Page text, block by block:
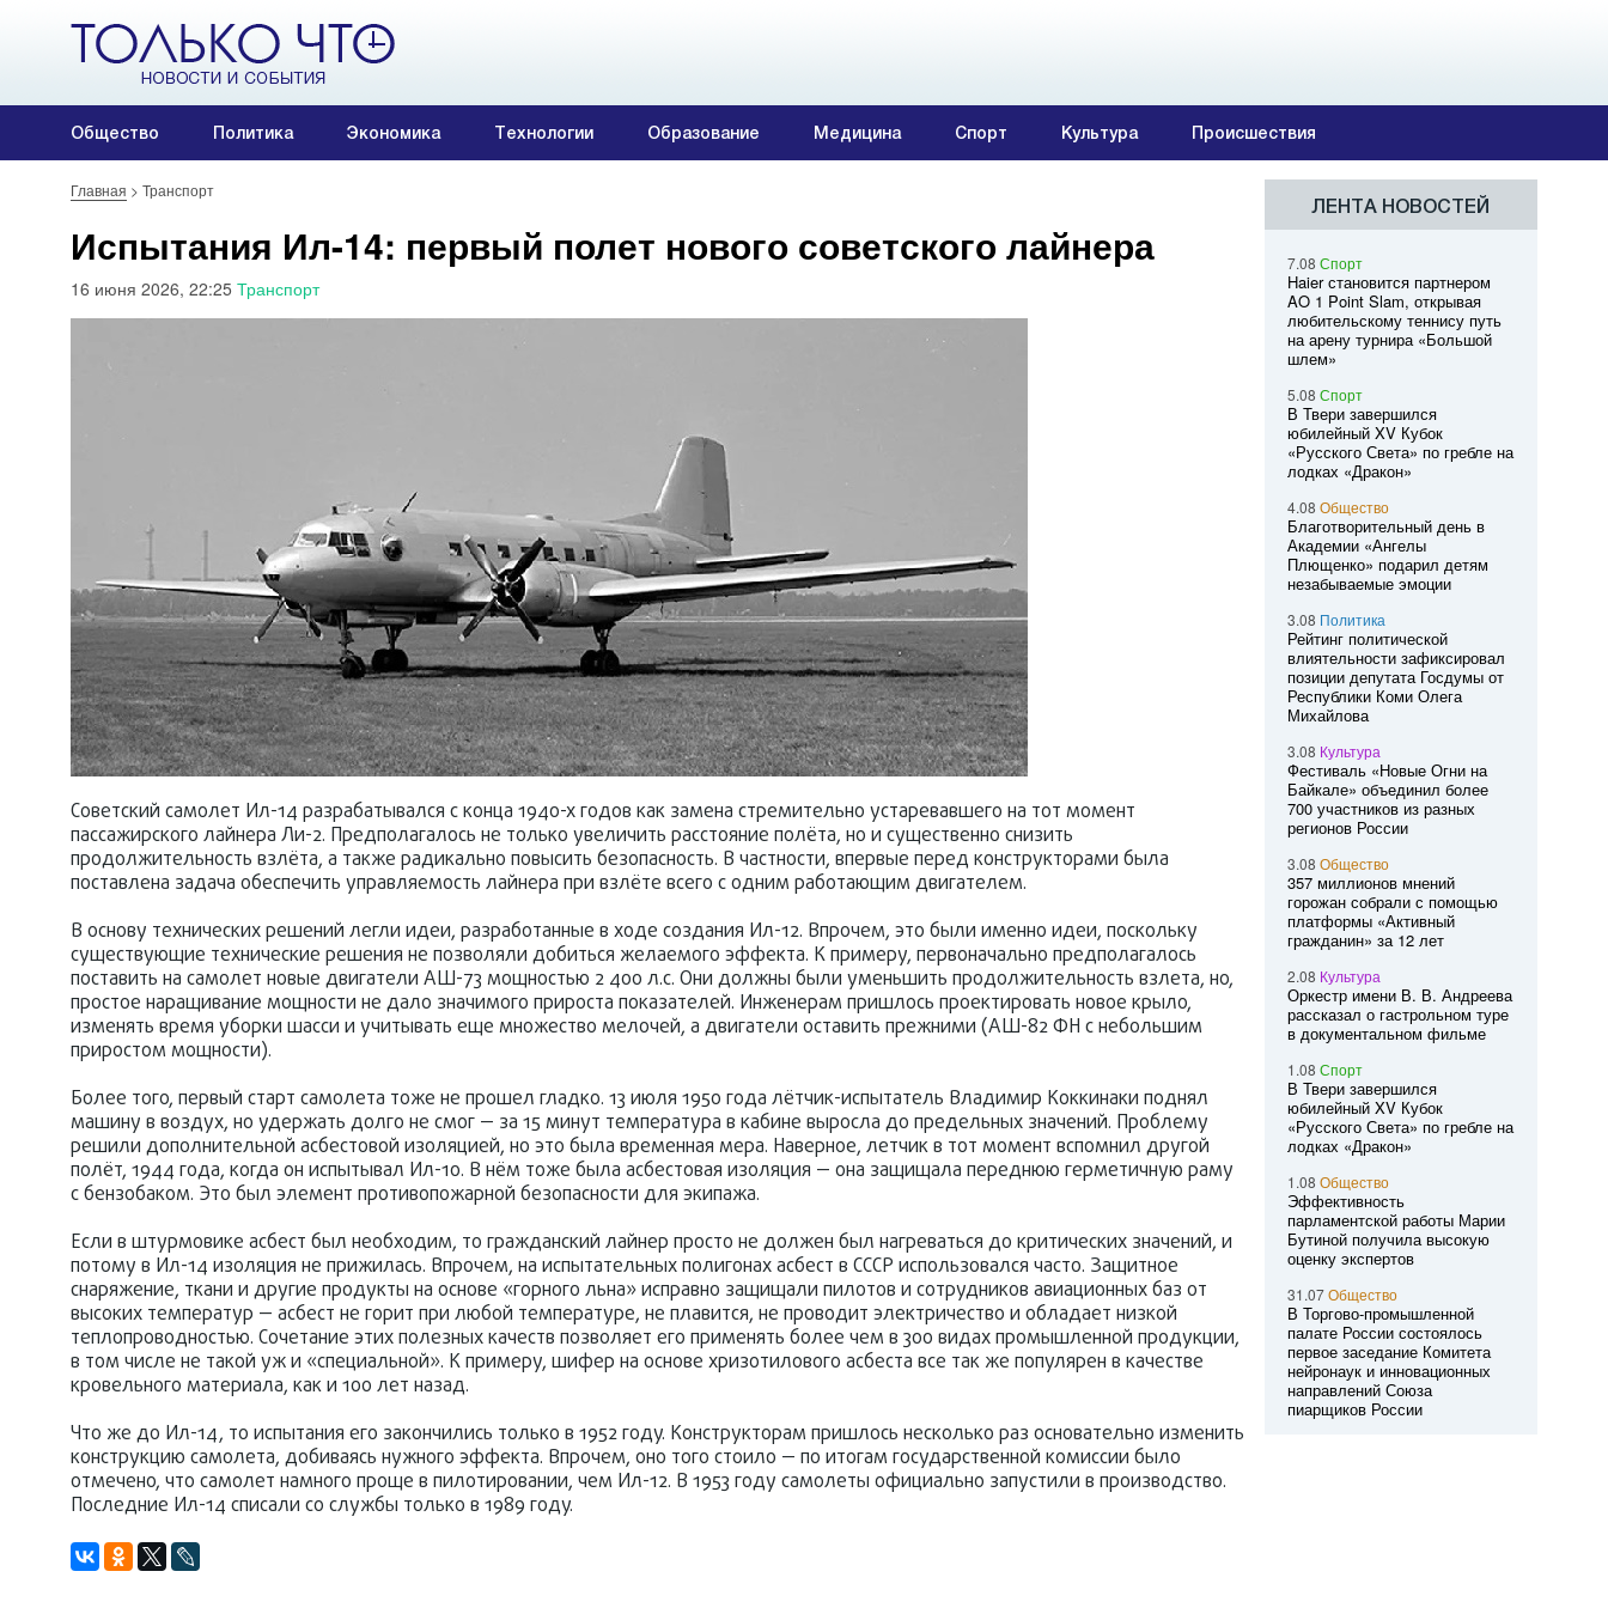
Общество Политика Экономика Технологии Образование Медицина Спорт Культура Происшествия
Главная > Транспорт
Испытания Ил-14: первый полет нового советского лайнера
16 июня 2026, 22:25 Транспорт
Советский самолет Ил-14 разрабатывался с конца 1940-х годов как замена стремительно устаревавшего на тот момент
пассажирского лайнера Ли-2. Предполагалось не только увеличить расстояние полёта, но и существенно снизить
продолжительность взлёта, а также радикально повысить безопасность. В частности, впервые перед конструкторами была
поставлена задача обеспечить управляемость лайнера при взлёте всего с одним работающим двигателем.
В основу технических решений легли идеи, разработанные в ходе создания Ил-12. Впрочем, это были именно идеи, поскольку
существующие технические решения не позволяли добиться желаемого эффекта. К примеру, первоначально предполагалось
поставить на самолет новые двигатели АШ-73 мощностью 2 400 л.с. Они должны были уменьшить продолжительность взлета, но,
простое наращивание мощности не дало значимого прироста показателей. Инженерам пришлось проектировать новое крыло,
изменять время уборки шасси и учитывать еще множество мелочей, а двигатели оставить прежними (АШ-82 ФН с небольшим
приростом мощности).
Более того, первый старт самолета тоже не прошел гладко. 13 июля 1950 года лётчик-испытатель Владимир Коккинаки поднял
машину в воздух, но удержать долго не смог — за 15 минут температура в кабине выросла до предельных значений. Проблему
решили дополнительной асбестовой изоляцией, но это была временная мера. Наверное, летчик в тот момент вспомнил другой
полёт, 1944 года, когда он испытывал Ил-10. В нём тоже была асбестовая изоляция — она защищала переднюю герметичную раму
с бензобаком. Это был элемент противопожарной безопасности для экипажа.
Если в штурмовике асбест был необходим, то гражданский лайнер просто не должен был нагреваться до критических значений, и
потому в Ил-14 изоляция не прижилась. Впрочем, на испытательных полигонах асбест в СССР использовался часто. Защитное
снаряжение, ткани и другие продукты на основе «горного льна» исправно защищали пилотов и сотрудников авиационных баз от
высоких температур — асбест не горит при любой температуре, не плавится, не проводит электричество и обладает низкой
теплопроводностью. Сочетание этих полезных качеств позволяет его применять более чем в 300 видах промышленной продукции,
в том числе не такой уж и «специальной». К примеру, шифер на основе хризотилового асбеста все так же популярен в качестве
кровельного материала, как и 100 лет назад.
Что же до Ил-14, то испытания его закончились только в 1952 году. Конструкторам пришлось несколько раз основательно изменить
конструкцию самолета, добиваясь нужного эффекта. Впрочем, оно того стоило — по итогам государственной комиссии было
отмечено, что самолет намного проще в пилотировании, чем Ил-12. В 1953 году самолеты официально запустили в производство.
Последние Ил-14 списали со службы только в 1989 году.
ЛЕНТА НОВОСТЕЙ
7.08 Спорт
Haier становится партнером
AO 1 Point Slam, открывая
любительскому теннису путь
на арену турнира «Большой
шлем»
5.08 Спорт
В Твери завершился
юбилейный XV Кубок
«Русского Света» по гребле на
лодках «Дракон»
4.08 Общество
Благотворительный день в
Академии «Ангелы
Плющенко» подарил детям
незабываемые эмоции
3.08 Политика
Рейтинг политической
влиятельности зафиксировал
позиции депутата Госдумы от
Республики Коми Олега
Михайлова
3.08 Культура
Фестиваль «Новые Огни на
Байкале» объединил более
700 участников из разных
регионов России
3.08 Общество
357 миллионов мнений
горожан собрали с помощью
платформы «Активный
гражданин» за 12 лет
2.08 Культура
Оркестр имени В. В. Андреева
рассказал о гастрольном туре
в документальном фильме
1.08 Спорт
В Твери завершился
юбилейный XV Кубок
«Русского Света» по гребле на
лодках «Дракон»
1.08 Общество
Эффективность
парламентской работы Марии
Бутиной получила высокую
оценку экспертов
31.07Общество
В Торгово-промышленной
палате России состоялось
первое заседание Комитета
нейронаук и инновационных
направлений Союза
пиарщиков России